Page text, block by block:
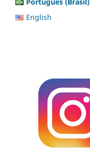
Português (Brasil)
English